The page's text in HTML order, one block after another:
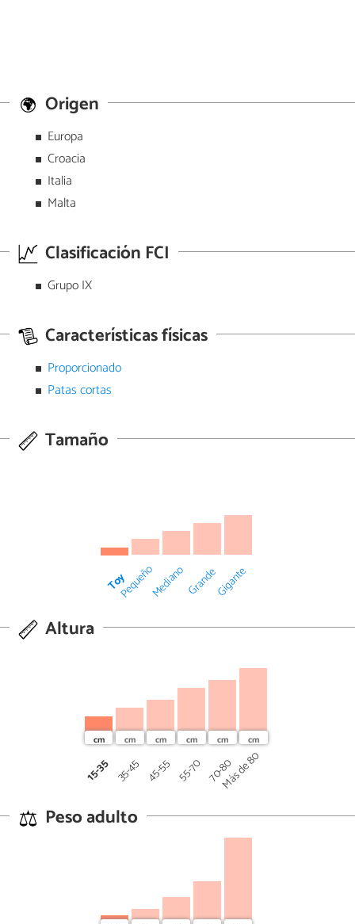
Origen
Europa
Croacia
Italia
Malta
Clasificación FCI
Grupo IX
Características físicas
Proporcionado
Patas cortas
Tamaño
Toy
PequeñoMedianoGrandeGigante
Altura
15-35 35-45 45-55 55-70 70-80
Más de 80
Peso adulto